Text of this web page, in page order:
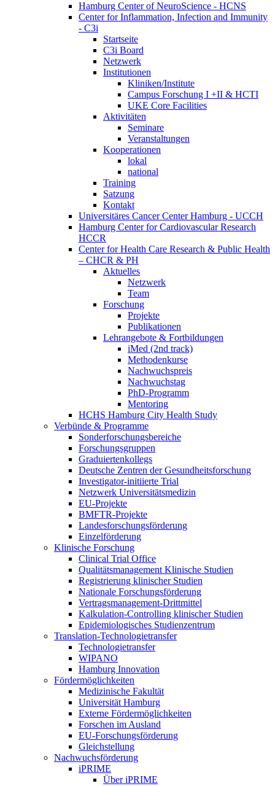
Hamburg Center of NeuroScience - HCNS
Center for Inflammation, Infection and Immunity
- C3i
Startseite
C3i Board
Netzwerk
Institutionen
Kliniken/Institute
Campus Forschung I +II & HCTI
UKE Core Facilities
Aktivitäten
Seminare
Veranstaltungen
Kooperationen
lokal
national
Training
Satzung
Kontakt
Universitäres Cancer Center Hamburg - UCCH
Hamburg Center for Cardiovascular Research
HCCR
Center for Health Care Research & Public Health
– CHCR & PH
Aktuelles
Netzwerk
Team
Forschung
Projekte
Publikationen
Lehrangebote & Fortbildungen
iMed (2nd track)
Methodenkurse
Nachwuchspreis
Nachwuchstag
PhD-Programm
Mentoring
HCHS Hamburg City Health Study
Verbünde & Programme
Sonderforschungsbereiche
Forschungsgruppen
Graduiertenkollegs
Deutsche Zentren der Gesundheitsforschung
Investigator-initiierte Trial
Netzwerk Universitätsmedizin
EU-Projekte
BMFTR-Projekte
Landesforschungsförderung
Einzelförderung
Klinische Forschung
Clinical Trial Office
Qualitätsmanagement Klinische Studien
Registrierung klinischer Studien
Nationale Forschungsförderung
Vertragsmanagement-Drittmittel
Kalkulation-Controlling klinischer Studien
Epidemiologisches Studienzentrum
Translation-Technologietransfer
Technologietransfer
WIPANO
Hamburg Innovation
Fördermöglichkeiten
Medizinische Fakultät
Universität Hamburg
Externe Fördermöglichkeiten
Forschen im Ausland
EU-Forschungsförderung
Gleichstellung
Nachwuchsförderung
iPRIME
Über iPRIME